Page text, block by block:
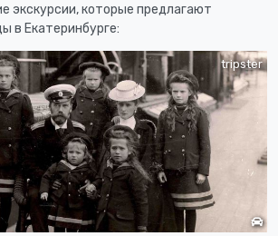
экскурсии, которые предлагают
в Екатеринбурге:
tripster